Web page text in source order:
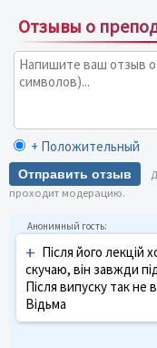
Отзывы о
+ Положительный
Отправить отзыв
проходит модерацию.
+ Після його лекцій
скучаю, він завжди
Після випуску так не
Відьма